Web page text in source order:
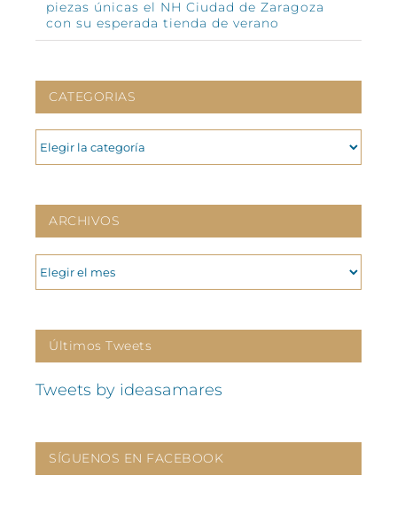
piezas únicas el NH Ciudad de Zaragoza
con su esperada tienda de verano
CATEGORIAS
CATEGORIAS
ARCHIVOS
ARCHIVOS
Últimos Tweets
Tweets by ideasamares
SÍGUENOS EN FACEBOOK